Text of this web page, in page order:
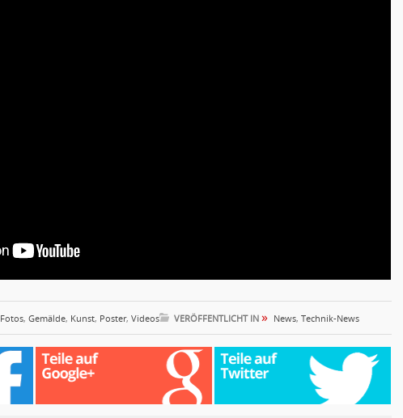
Fotos, Gemälde, Kunst, Poster, Videos VERÖFFENTLICHT IN » News, Technik-News